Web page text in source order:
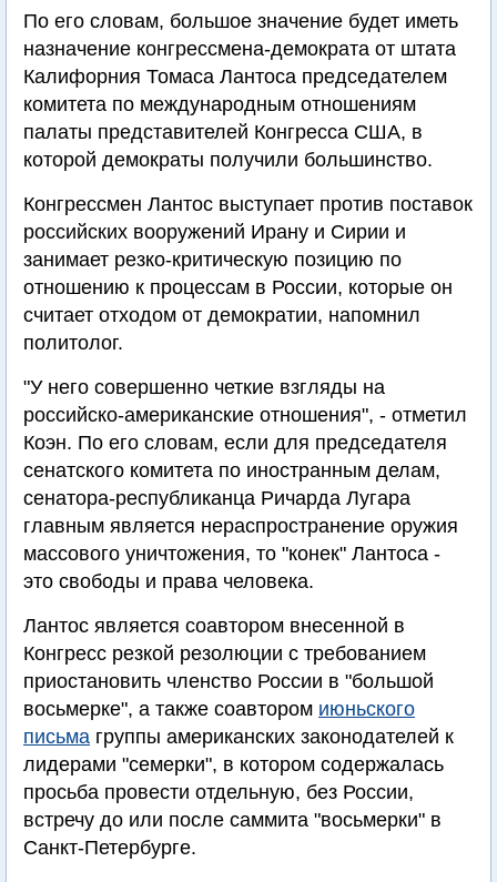
По его словам, большое значение будет иметь
назначение конгрессмена-демократа от штата
Калифорния Томаса Лантоса председателем
комитета по международным отношениям
палаты представителей Конгресса США, в
которой демократы получили большинство.
Конгрессмен Лантос выступает против поставок
российских вооружений Ирану и Сирии и
занимает резко-критическую позицию по
отношению к процессам в России, которые он
считает отходом от демократии, напомнил
политолог.
"У него совершенно четкие взгляды на
российско-американские отношения", - отметил
Коэн. По его словам, если для председателя
сенатского комитета по иностранным делам,
сенатора-республиканца Ричарда Лугара
главным является нераспространение оружия
массового уничтожения, то "конек" Лантоса -
это свободы и права человека.
Лантос является соавтором внесенной в
Конгресс резкой резолюции с требованием
приостановить членство России в "большой
восьмерке", а также соавтором июньского
письма группы американских законодателей к
лидерами "семерки", в котором содержалась
просьба провести отдельную, без России,
встречу до или после саммита "восьмерки" в
Санкт-Петербурге.